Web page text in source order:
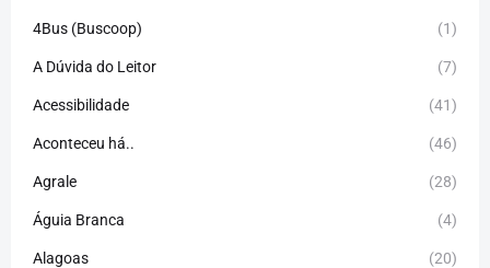
4Bus (Buscoop) (1)
A Dúvida do Leitor (7)
Acessibilidade (41)
Aconteceu há.. (46)
Agrale (28)
Águia Branca (4)
Alagoas (20)